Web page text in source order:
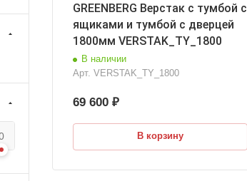
GREENBERG Верстак с тумбой с
ящиками и тумбой с дверцей
1800мм VERSTAK_ТY_1800
В наличии
Арт. VERSTAK_ТY_1800
69 600 ₽
В корзину